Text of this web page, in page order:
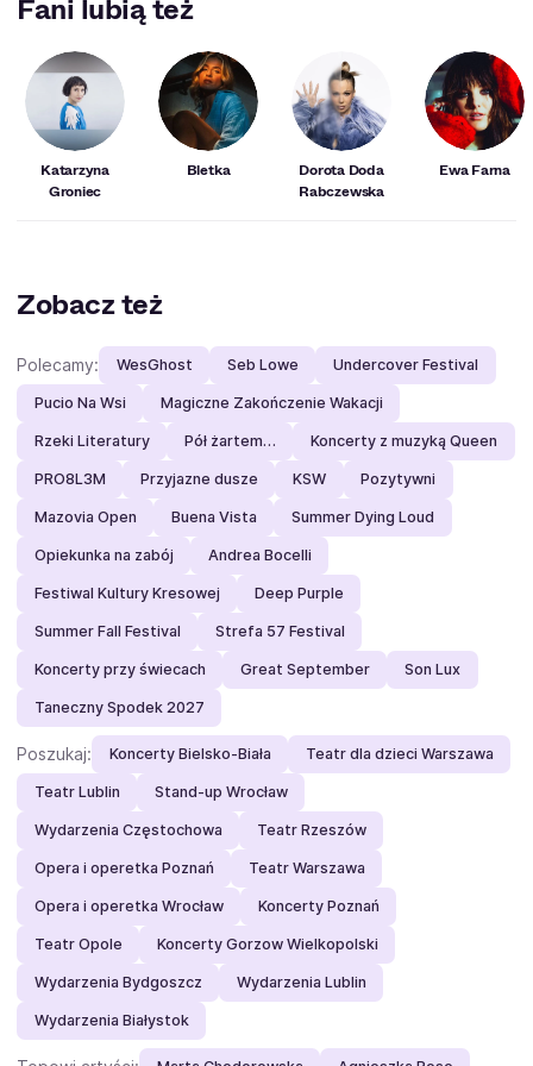
Stewart i Taylor Hicks. Dochodzi do tego wytwórnia Sony
Fani lubią też
Katarzyna
Groniec
Bletka
Dorota Doda
Rabczewska
Ewa Farna
Zobacz też
Polecamy: WesGhost Seb Lowe Undercover Festival
Pucio Na Wsi Magiczne Zakończenie Wakacji
Rzeki Literatury Pół żartem… Koncerty z muzyką Queen
PRO8L3M Przyjazne dusze KSW Pozytywni
Mazovia Open Buena Vista Summer Dying Loud
Opiekunka na zabój Andrea Bocelli
Festiwal Kultury Kresowej Deep Purple
Summer Fall Festival Strefa 57 Festival
Koncerty przy świecach Great September Son Lux
Taneczny Spodek 2027
Poszukaj: Koncerty Bielsko-Biała Teatr dla dzieci Warszawa
Teatr Lublin Stand-up Wrocław
Wydarzenia Częstochowa Teatr Rzeszów
Opera i operetka Poznań Teatr Warszawa
Opera i operetka Wrocław Koncerty Poznań
Teatr Opole Koncerty Gorzow Wielkopolski
Wydarzenia Bydgoszcz Wydarzenia Lublin
Wydarzenia Białystok